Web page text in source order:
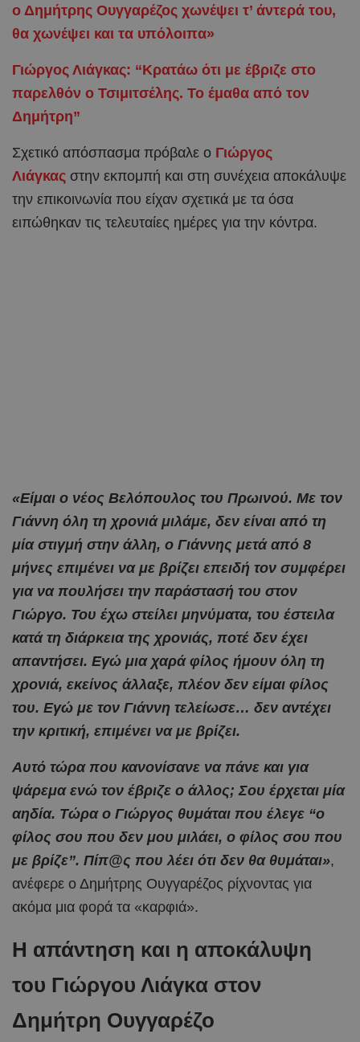
ο Δημήτρης Ουγγαρέζος χωνέψει τ’ άντερά του,
θα χωνέψει και τα υπόλοιπα»
Γιώργος Λιάγκας: “Κρατάω ότι με έβριζε στο
παρελθόν ο Τσιμιτσέλης. Το έμαθα από τον
Δημήτρη”
Σχετικό απόσπασμα πρόβαλε ο Γιώργος
Λιάγκας στην εκπομπή και στη συνέχεια αποκάλυψε
την επικοινωνία που είχαν σχετικά με τα όσα
ειπώθηκαν τις τελευταίες ημέρες για την κόντρα.
«Είμαι ο νέος Βελόπουλος του Πρωινού. Με τον
Γιάννη όλη τη χρονιά μιλάμε, δεν είναι από τη
μία στιγμή στην άλλη, ο Γιάννης μετά από 8
μήνες επιμένει να με βρίζει επειδή τον συμφέρει
για να πουλήσει την παράστασή του στον
Γιώργο. Του έχω στείλει μηνύματα, του έστειλα
κατά τη διάρκεια της χρονιάς, ποτέ δεν έχει
απαντήσει. Εγώ μια χαρά φίλος ήμουν όλη τη
χρονιά, εκείνος άλλαξε, πλέον δεν είμαι φίλος
του. Εγώ με τον Γιάννη τελείωσε… δεν αντέχει
την κριτική, επιμένει να με βρίζει.
Αυτό τώρα που κανονίσανε να πάνε και για
ψάρεμα ενώ τον έβριζε ο άλλος; Σου έρχεται μία
αηδία. Τώρα ο Γιώργος θυμάται που έλεγε “ο
φίλος σου που δεν μου μιλάει, ο φίλος σου που
με βρίζε”. Πίπ@ς που λέει ότι δεν θα θυμάται»,
ανέφερε ο Δημήτρης Ουγγαρέζος ρίχνοντας για
ακόμα μια φορά τα «καρφιά».
Η απάντηση και η αποκάλυψη
του Γιώργου Λιάγκα στον
Δημήτρη Ουγγαρέζο